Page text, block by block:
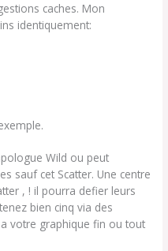
caches. Mon
identiquement:
Wild ou peut
sauf cet Scatter. Une centre
, ! il pourra defier leurs
bien cinq via des
votre graphique fin ou tout